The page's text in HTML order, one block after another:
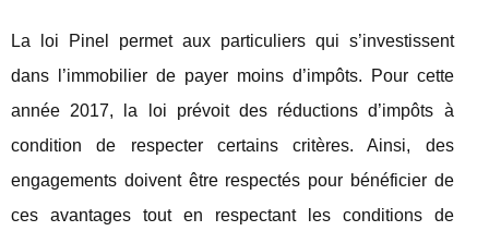
La loi Pinel permet aux particuliers qui s’investissent
dans l’immobilier de payer moins d’impôts. Pour cette
année 2017, la loi prévoit des réductions d’impôts à
condition de respecter certains critères. Ainsi, des
engagements doivent être respectés pour bénéficier de
ces avantages tout en respectant les conditions de